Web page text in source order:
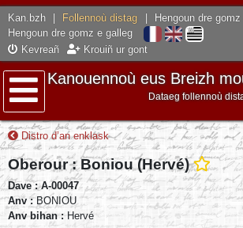
Kan.bzh Follennoù distag Hengoun dre
Hengoun dre gomz e galleg
Kevreañ
Krouiñ ur gont
Lañser
Kanouennoù eus Breizh
Dataeg follennoù
Distro d’an enklask
Oberour : Boniou (Hervé)
Dave : A-00047
Anv :BONIOU
Anv bihan : Hervé